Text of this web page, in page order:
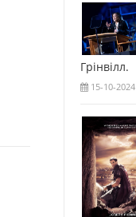
Грінвілл.
15-10-2024